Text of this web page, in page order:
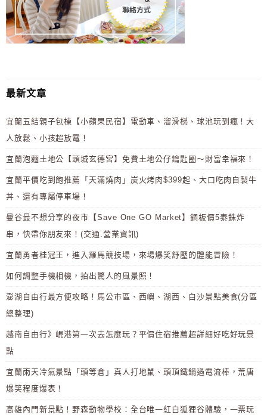
最新文章
宜蘭五結親子包棟【小蘋果民宿】電動車、溜滑梯、球池玩到瘋！大
人放鬆、小孩超放電！
宜蘭泡麵土地公【頭城玄德宮】免費土地公仔鑰匙圈～財富幸福來！
宜蘭平價吃到飽推薦「天滿燒肉」炭火烤肉$399起、大口吃肉自製牛
丼、還有專屬停車場！
曼谷最不想分享的夜市【Save One GO Market】銅板價5泰銖炸
串，快帶你朋友來！(交通.營業資訊)
宜蘭勇者桂冠王，進入羅馬競技場，來場爆笑舒壓的體能冒險！
如何調整手機相機，拍出驚人的風景照！
澎湖自由行最方便攻略！馬公市區、西嶼、湖西、白沙景點美食(分區
總整理)
越南自由行》峴港第一次去怎麼玩？平價住宿推薦超詳細好吃好玩景
點
宜蘭雨天冷氣景點「頭等倉」真人打地鼠、頭頂鐵鍋過電流棒，荒唐
爆笑程度爆表！
高雄內門新景點！野森動物學校：全台唯一紅白狐狸谷體驗，一票玩